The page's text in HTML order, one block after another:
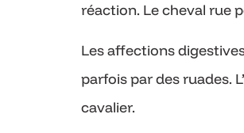
réaction. Le cheval rue
Les affections
parfois par des ruades.
cavalier.